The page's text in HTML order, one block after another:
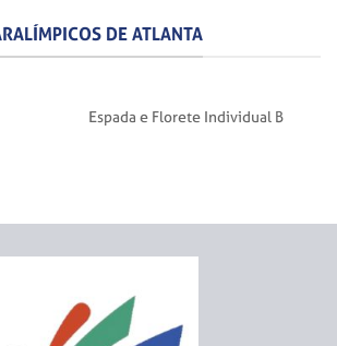
DE ATLANTA
Espada e Florete Individual B